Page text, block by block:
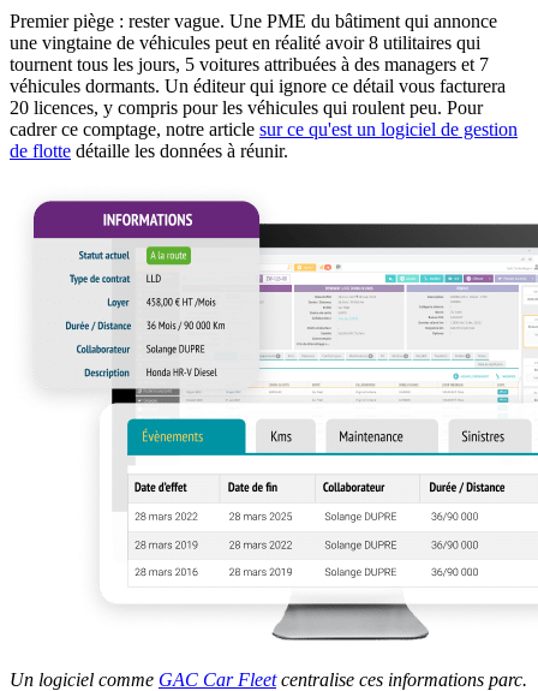
Premier piège : rester vague. Une PME du bâtiment qui annonce
une vingtaine de véhicules peut en réalité avoir 8 utilitaires qui
tournent tous les jours, 5 voitures attribuées à des managers et 7
véhicules dormants. Un éditeur qui ignore ce détail vous facturera
20 licences, y compris pour les véhicules qui roulent peu. Pour
cadrer ce comptage, notre article sur ce qu'est un logiciel de gestion
de flotte détaille les données à réunir.
Un logiciel comme GAC Car Fleetcentralise ces informations parc.